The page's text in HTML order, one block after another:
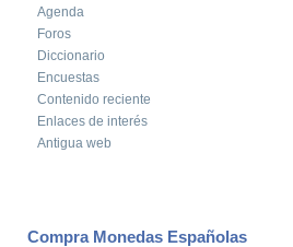
Agenda
Foros
Diccionario
Encuestas
Contenido reciente
Enlaces de interés
Antigua web
Compra Monedas Españolas